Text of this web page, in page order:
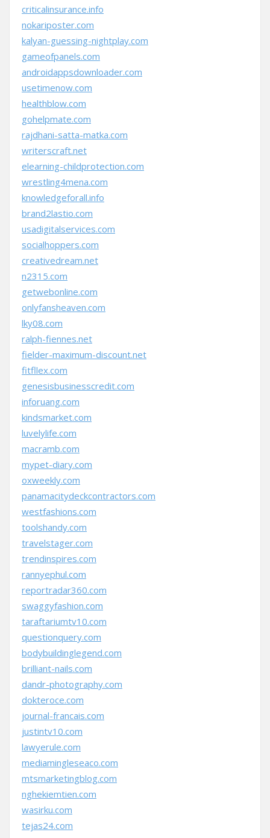
criticalinsurance.info
nokariposter.com
kalyan-guessing-nightplay.com
gameofpanels.com
androidappsdownloader.com
usetimenow.com
healthblow.com
gohelpmate.com
rajdhani-satta-matka.com
writerscraft.net
elearning-childprotection.com
wrestling4mena.com
knowledgeforall.info
brand2lastio.com
usadigitalservices.com
socialhoppers.com
creativedream.net
n2315.com
getwebonline.com
onlyfansheaven.com
lky08.com
ralph-fiennes.net
fielder-maximum-discount.net
fitfllex.com
genesisbusinesscredit.com
inforuang.com
kindsmarket.com
luvelylife.com
macramb.com
mypet-diary.com
oxweekly.com
panamacitydeckcontractors.com
westfashions.com
toolshandy.com
travelstager.com
trendinspires.com
rannyephul.com
reportradar360.com
swaggyfashion.com
taraftariumtv10.com
questionquery.com
bodybuildinglegend.com
brilliant-nails.com
dandr-photography.com
dokteroce.com
journal-francais.com
justintv10.com
lawyerule.com
mediamingleseaco.com
mtsmarketingblog.com
nghekiemtien.com
wasirku.com
tejas24.com